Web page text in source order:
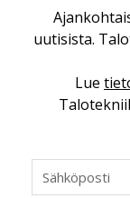
LEHDEN
Jarno
saman
”Tulevat
uutisista.
Lue